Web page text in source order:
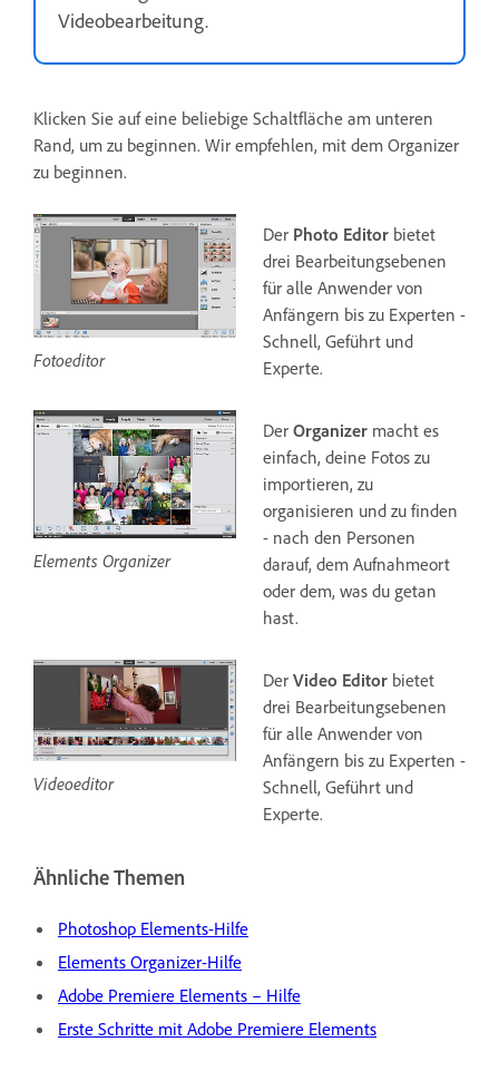
Videobearbeitung.
Klicken Sie auf eine beliebige Schaltfläche am unteren
Rand, um zu beginnen. Wir empfehlen, mit dem Organizer
zu beginnen.
Fotoeditor
Der Photo Editor bietet
drei Bearbeitungsebenen
für alle Anwender von
Anfängern bis zu Experten -
Schnell, Geführt und
Experte.
Der Organizer macht es
einfach, deine Fotos zu
importieren, zu
organisieren und zu finden
- nach den Personen
darauf, dem Aufnahmeort
oder dem, was du getan
hast.
Elements Organizer
Videoeditor
Der Video Editor bietet
drei Bearbeitungsebenen
für alle Anwender von
Anfängern bis zu Experten -
Schnell, Geführt und
Experte.
Ähnliche Themen
Photoshop Elements-Hilfe
Elements Organizer-Hilfe
Adobe Premiere Elements – Hilfe
Erste Schritte mit Adobe Premiere Elements